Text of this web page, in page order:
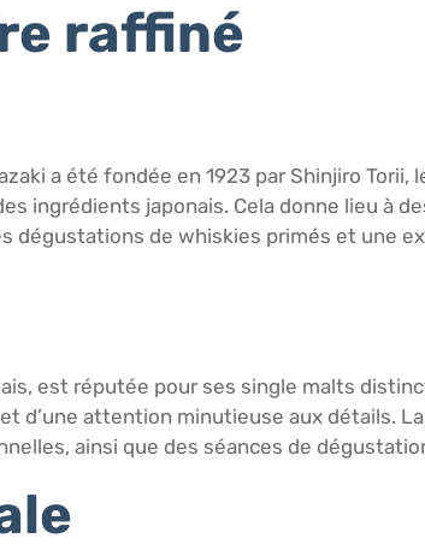
raffiné
a été fondée en 1923 par Shinjiro
ingrédients japonais. Cela donne lieu à
de whiskies primés et une
est réputée pour ses single malts
d’une attention minutieuse aux détails.
ainsi que des séances de